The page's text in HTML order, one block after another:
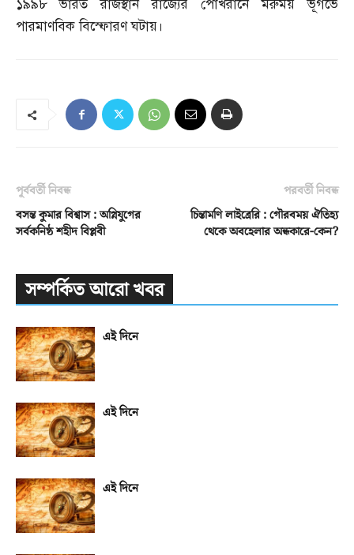
১৯৯৮
ভারত রাজস্থান রাজ্যের পোখরানে মরুময় ভূগর্ভে
পারমাণবিক বিস্ফোরণ ঘটায়।
পূর্ববর্তী নিবন্ধ
বসন্ত কুমার বিশ্বাস : অগ্নিযুগের
সর্বকনিষ্ঠ শহীদ বিপ্লবী
পরবর্তী নিবন্ধ
চিন্তামণি লাইব্রেরি : গৌরবময় ঐতিহ্য
থেকে অবহেলার অন্ধকারে-কেন?
সম্পর্কিত আরো খবর
এই দিনে
এই দিনে
এই দিনে